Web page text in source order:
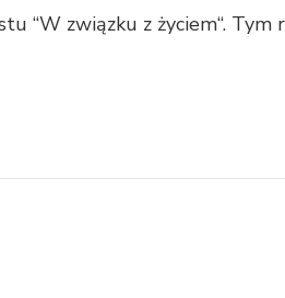
“W związku z życiem“.